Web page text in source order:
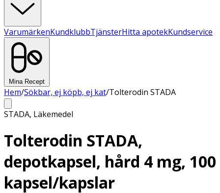
VarumärkenKundklubbTjänsterHitta apotekKundservice
Mina Recept
Hem/Sökbar, ej köpb, ej kat/Tolterodin STADA
STADA, Läkemedel
Tolterodin STADA,
depotkapsel, hård 4 mg, 100
kapsel/kapslar